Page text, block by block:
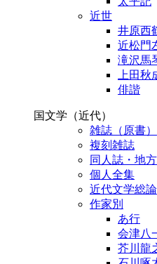
近世
井原西
近松門
滝沢馬
上田秋
俳諧
国文学（近代）
雑誌（原書）
複刻雑誌
同人誌・地
個人全集
近代文学総論
作家別
あ行
会津八
芥川龍